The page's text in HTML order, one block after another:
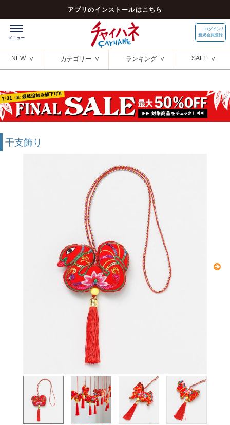
アプリのインストールはこちら
ログイン /
新規会員登録
NEW カテゴリー ランキング SALE
干支飾り